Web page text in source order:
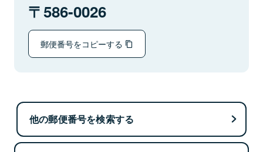
586-0026
郵便番号をコピーする
他の郵便番号を検索する